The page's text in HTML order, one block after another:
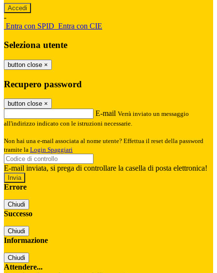
-
Entra con SPID Entra con CIE
Seleziona utente
button close ×
Recupero password
button close ×
E-mail Verrà inviato un messaggio
all'indirizzo indicato con le istruzioni necessarie.
Non hai una e-mail associata al nome utente? Effettua il reset della password
tramite la Login Spaggiari
E-mail inviata, si prega di controllare la casella di posta elettronica!
Errore
Chiudi
Successo
Chiudi
Informazione
Chiudi
Attendere...